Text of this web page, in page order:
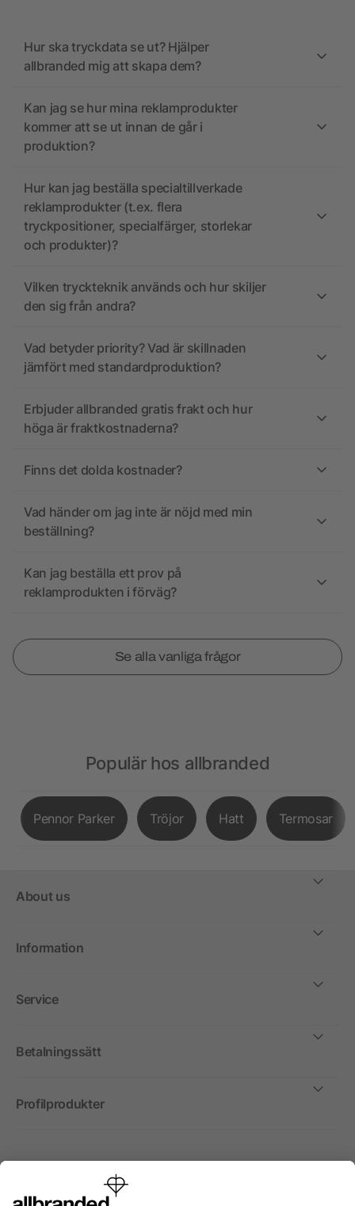
Hur ska tryckdata se ut? Hjälper
allbranded mig att skapa dem?
Kan jag se hur mina reklamprodukter
kommer att se ut innan de går i
produktion?
Hur kan jag beställa specialtillverkade
reklamprodukter (t.ex. flera
tryckpositioner, specialfärger, storlekar
och produkter)?
Vilken tryckteknik används och hur skiljer
den sig från andra?
Vad betyder priority? Vad är skillnaden
jämfört med standardproduktion?
Erbjuder allbranded gratis frakt och hur
höga är fraktkostnaderna?
Finns det dolda kostnader?
Vad händer om jag inte är nöjd med min
beställning?
Kan jag beställa ett prov på
reklamprodukten i förväg?
Se alla vanliga frågor
Populär hos allbranded
Pennor Parker Tröjor Hatt Termosar
About us
Information
Service
Betalningssätt
Profilprodukter
Internationellt